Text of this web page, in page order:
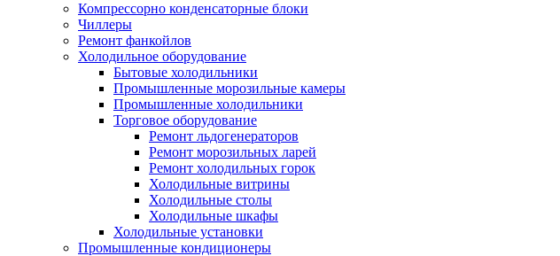
Компрессорно конденсаторные блоки
Чиллеры
Ремонт фанкойлов
Холодильное оборудование
Бытовые холодильники
Промышленные морозильные камеры
Промышленные холодильники
Торговое оборудование
Ремонт льдогенераторов
Ремонт морозильных ларей
Ремонт холодильных горок
Холодильные витрины
Холодильные столы
Холодильные шкафы
Холодильные установки
Промышленные кондиционеры